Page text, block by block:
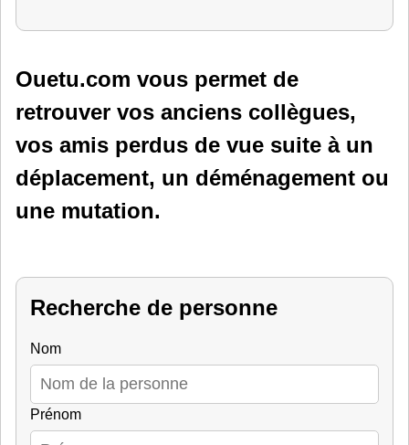
Ouetu.com vous permet de
retrouver vos anciens collègues,
vos amis perdus de vue suite à un
déplacement, un déménagement ou
une mutation.
Recherche de personne
Nom
Prénom